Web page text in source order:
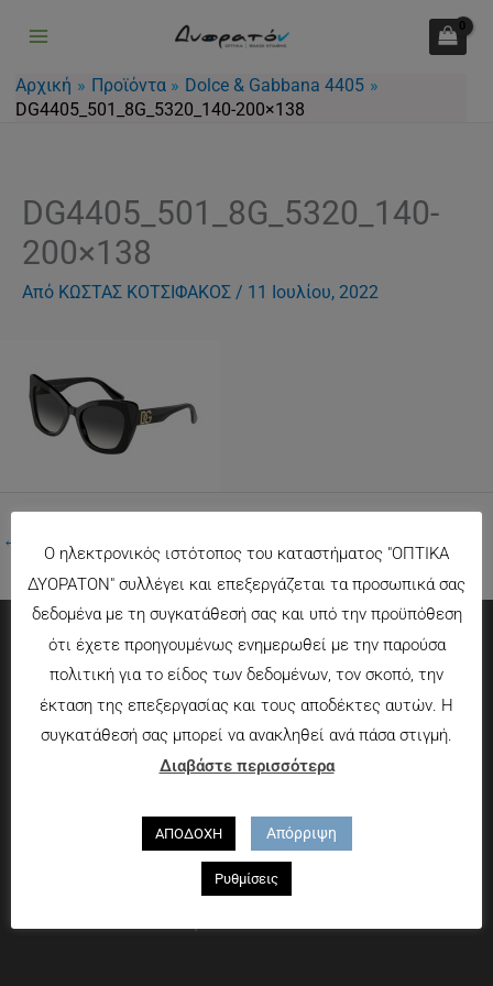
περιεχόμενο
Αρχική Προϊόντα
Dolce & Gabbana 4405
DG4405_501_8G_5320_140-200×138
DG4405_501_8G_5320_140-
200×138
Από ΚΩΣΤΑΣ ΚΟΤΣΙΦΑΚΟΣ / 11 Ιουλίου, 2022
←
Πληροφορίες
Τρόποι πληρωμής
Τρόποι αποστολής
Πολιτική επιστροφών
Που θα μας βρείτε
Χαροκόπου 13-15, Αθήνα 176 72
Ο ηλεκτρονικός ιστότοπος του καταστήματος "ΟΠΤΙΚΑ
ΔΥΟΡΑΤΟΝ" συλλέγει και επεξεργάζεται τα προσωπικά σας
δεδομένα με τη συγκατάθεσή σας και υπό την προϋπόθεση
ότι έχετε προηγουμένως ενημερωθεί με την παρούσα
πολιτική για το είδος των δεδομένων, τον σκοπό, την
έκταση της επεξεργασίας και τους αποδέκτες αυτών. Η
συγκατάθεσή σας μπορεί να ανακληθεί ανά πάσα στιγμή.
Διαβάστε περισσότερα
ΑΠΟΔΟΧΗ Απόρριψη
Ρυθμίσεις